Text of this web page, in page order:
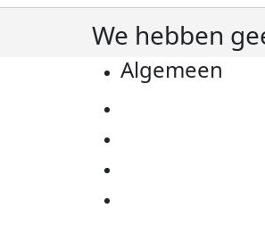
We hebben
Algemeen